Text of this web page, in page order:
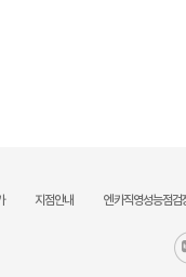
지점안내 엔카직영성능점검